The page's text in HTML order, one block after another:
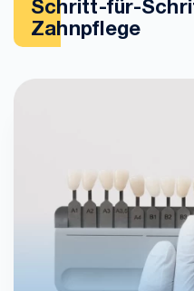
Schritt-für-
Zahnpflege